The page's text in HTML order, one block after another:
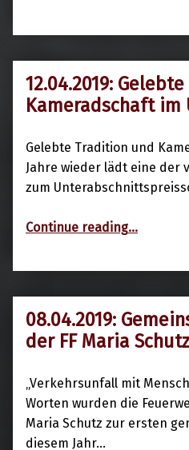
12.04.2019:
Kameradschaft im
Gelebte Tradition und
Jahre wieder lädt eine der
zum
Continue reading“12.04.2019: Gelebte Tradition und Kameradschaft im UA 2”…
17. April 2019
08.04.2019:
der FF Maria Schutz
„Verkehrsunfall mit
Worten wurden die
Maria Schutz zur ersten
diesem Jahr…